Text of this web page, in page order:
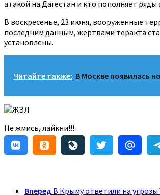
атакой на Дагестан и кто пополняет
В воскресенье, 23 июня, вооруженные
последним данным, жертвами теракта
установлены.
Читайте также: В Москве появилась
ЖЗЛ
Не жмись, лайкни!!!
Вперед В Крыму ответили на